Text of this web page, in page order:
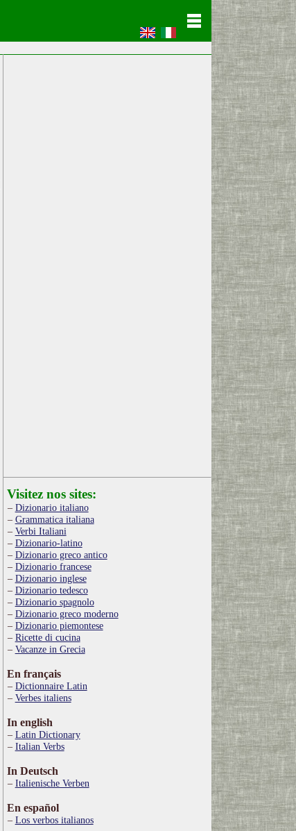
Visitez nos sites:
Dizionario italiano
Grammatica italiana
Verbi Italiani
Dizionario-latino
Dizionario greco antico
Dizionario francese
Dizionario inglese
Dizionario tedesco
Dizionario spagnolo
Dizionario greco moderno
Dizionario piemontese
Ricette di cucina
Vacanze in Grecia
En français
Dictionnaire Latin
Verbes italiens
In english
Latin Dictionary
Italian Verbs
In Deutsch
Italienische Verben
En español
Los verbos italianos